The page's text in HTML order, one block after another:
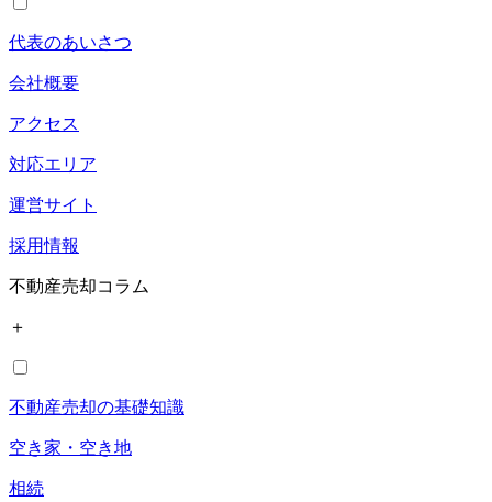
代表のあいさつ
会社概要
アクセス
対応エリア
運営サイト
採用情報
不動産売却コラム
＋
不動産売却の基礎知識
空き家・空き地
相続